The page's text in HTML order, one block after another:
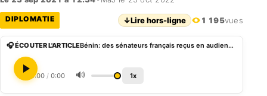
DIPLOMATIE ↓Lire hors-ligne 1 195vues
🎧 ÉCOUTER L'ARTICLE Bénin: des sénateurs français reçus en audience par Louis Vlavonou
0:00 / 0:00 🔊 1x